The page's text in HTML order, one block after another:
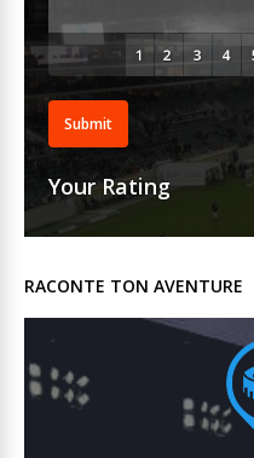
Submit
Your Rating
RACONTE TON AVENTURE